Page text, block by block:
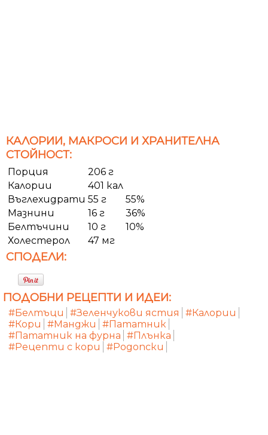
КАЛОРИИ, МАКРОСИ И ХРАНИТЕЛНА
СТОЙНОСТ:
Порция
206 г
Калории
401 кал
Въглехидрати 55 г
55%
Мазнини
16 г
36%
Белтъчини
10 г
10%
Холестерол
47 мг
СПОДЕЛИ:
ПОДОБНИ РЕЦЕПТИ И ИДЕИ:
#Белтъци #Зеленчукови ястия
#Калории
#Кори
#Манджи
#Пататник
#Пататник на фурна #Плънка
#Рецепти с кори
#Родопски